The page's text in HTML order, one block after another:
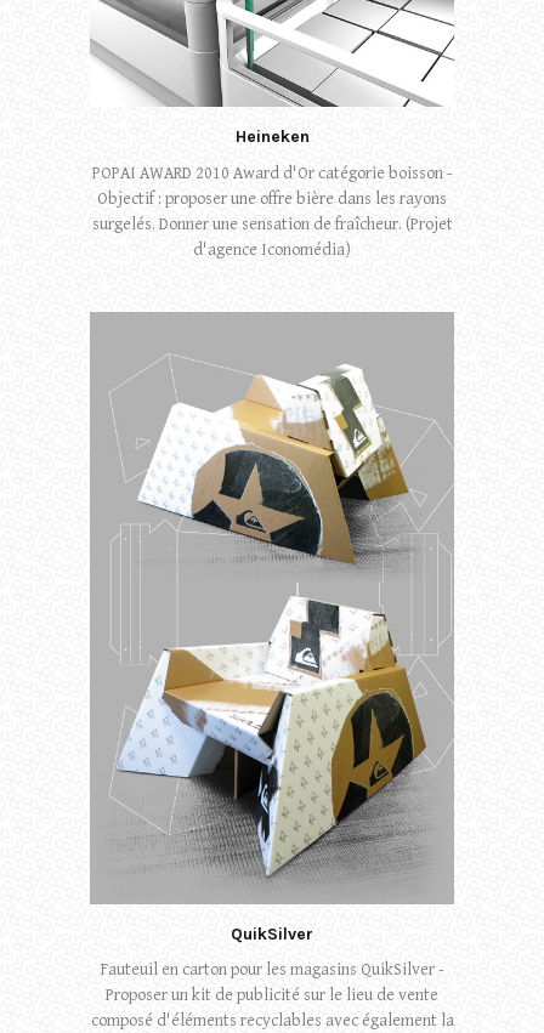
Heineken
POPAI AWARD 2010 Award d'Or catégorie boisson -
Objectif : proposer une offre bière dans les rayons
surgelés. Donner une sensation de fraîcheur. (Projet
d'agence Iconomédia)
QuikSilver
Fauteuil en carton pour les magasins QuikSilver -
Proposer un kit de publicité sur le lieu de vente
composé d'éléments recyclables avec également la